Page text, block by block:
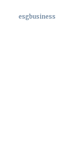
esgbusiness